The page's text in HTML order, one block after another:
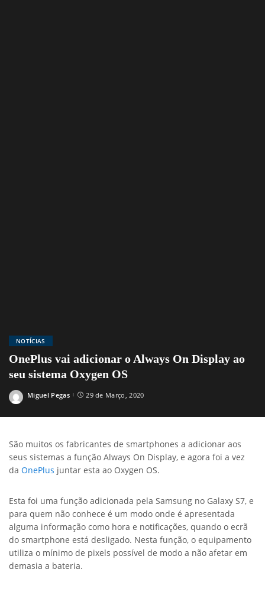
NOTÍCIAS
OnePlus vai adicionar o Always On Display ao
seu sistema Oxygen OS
Posted
Miguel Pegas 29 de Março, 2020
São muitos os fabricantes de smartphones a adicionar aos
seus sistemas a função Always On Display, e agora foi a vez
da OnePlus juntar esta ao Oxygen OS.
Esta foi uma função adicionada pela Samsung no Galaxy S7, e
para quem não conhece é um modo onde é apresentada
alguma informação como hora e notificações, quando o ecrã
do smartphone está desligado. Nesta função, o equipamento
utiliza o mínimo de pixels possível de modo a não afetar em
demasia a bateria.